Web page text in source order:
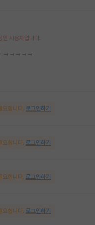
사용자입니다.
ㅋㅋㅋㅋㅋ
요합니다. 로그인하기
요합니다. 로그인하기
요합니다. 로그인하기
요합니다. 로그인하기